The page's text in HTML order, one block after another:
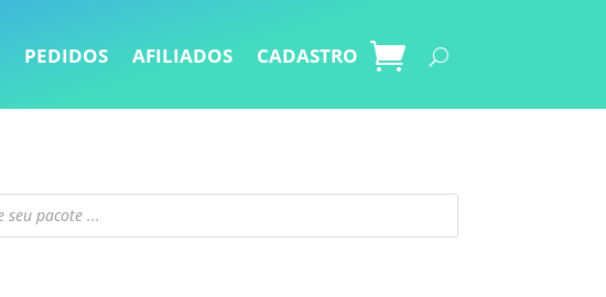
PEDIDOS AFILIADOS CADASTRO